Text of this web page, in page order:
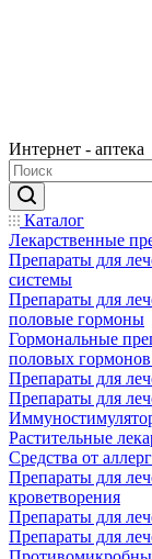
Интернет - аптека
Каталог
Лекарственные
Препараты для
системы
Препараты для
половые гормоны
Гормональные
половых
Препараты для
Препараты для
Растительные
Средства от
Препараты для
кроветворения
Препараты для
Препараты для